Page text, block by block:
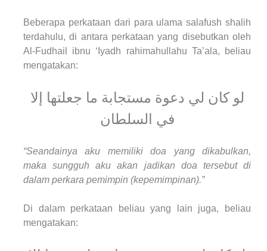
Beberapa perkataan dari para ulama salafush shalih
terdahulu, di antara perkataan yang disebutkan oleh
Al-Fudhail ibnu ‘Iyadh rahimahullahu Ta’ala, beliau
mengatakan:
لو كان لي دعوة مستجابة ما جعلتها إلا
في السلطان
“Seandainya aku memiliki doa yang dikabulkan,
maka sungguh aku akan jadikan doa tersebut di
dalam perkara pemimpin (kepemimpinan).”
Di dalam perkataan beliau yang lain juga, beliau
mengatakan: